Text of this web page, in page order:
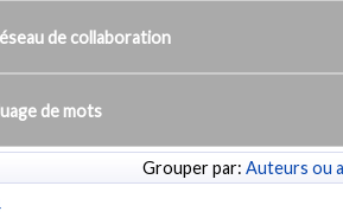
de collaboration
de mots
Grouper par: Auteurs ou